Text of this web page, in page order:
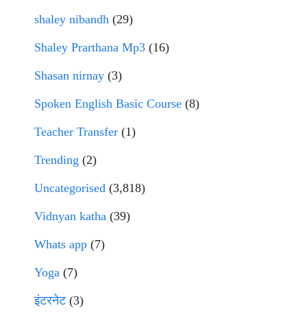
shaley nibandh (29)
Shaley Prarthana Mp3 (16)
Shasan nirnay (3)
Spoken English Basic Course (8)
Teacher Transfer (1)
Trending (2)
Uncategorised (3,818)
Vidnyan katha (39)
Whats app (7)
Yoga (7)
इंटरनेट(3)